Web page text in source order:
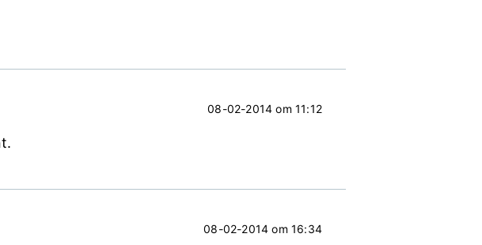
08-02-2014 om 11:12
08-02-2014 om 16:34